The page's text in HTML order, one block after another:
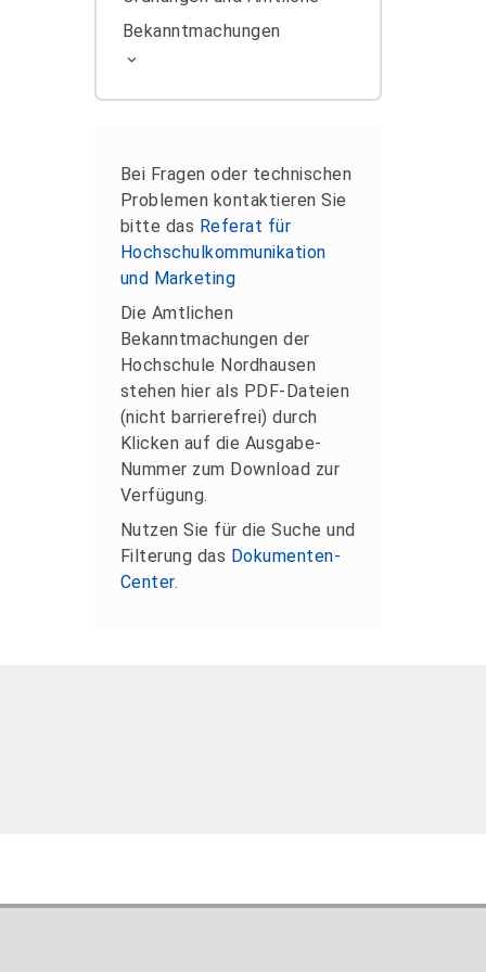
Bekanntmachungen
Bei Fragen oder technischen
Problemen kontaktieren Sie
bitte das Referat für
Hochschulkommunikation
und Marketing
Die Amtlichen
Bekanntmachungen der
Hochschule Nordhausen
stehen hier als PDF-Dateien
(nicht barrierefrei) durch
Klicken auf die Ausgabe-
Nummer zum Download zur
Verfügung.
Nutzen Sie für die Suche und
Filterung das Dokumenten-
Center.